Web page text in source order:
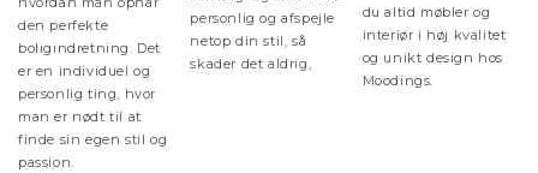
den perfekte
boligindretning. Det
er en individuel og
personlig ting, hvor
man er nødt til at
finde sin egen stil og
passion.
personlig og afspejle
netop din stil, så
skader det aldrig,
du altid møbler og
interiør i høj kvalitet
og unikt design hos
Moodings.